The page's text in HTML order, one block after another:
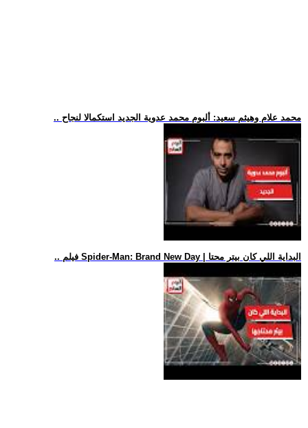
.. محمد علام وهيثم سعيد: ألبوم محمد عدوية الجديد استكمالا لنجاح
.. فيلم Spider-Man: Brand New Day | البداية اللي كان بيتر محتا